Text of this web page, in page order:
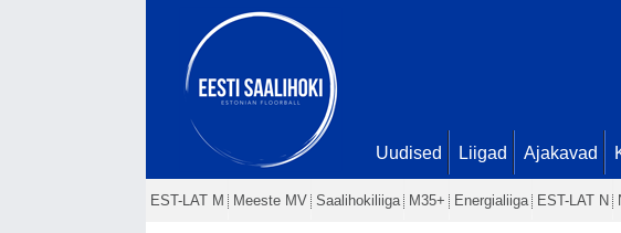
Uudised Liigad Ajakavad
EST-LAT M Meeste MV Saalihokiliiga M35+ Energialiiga EST-LAT N